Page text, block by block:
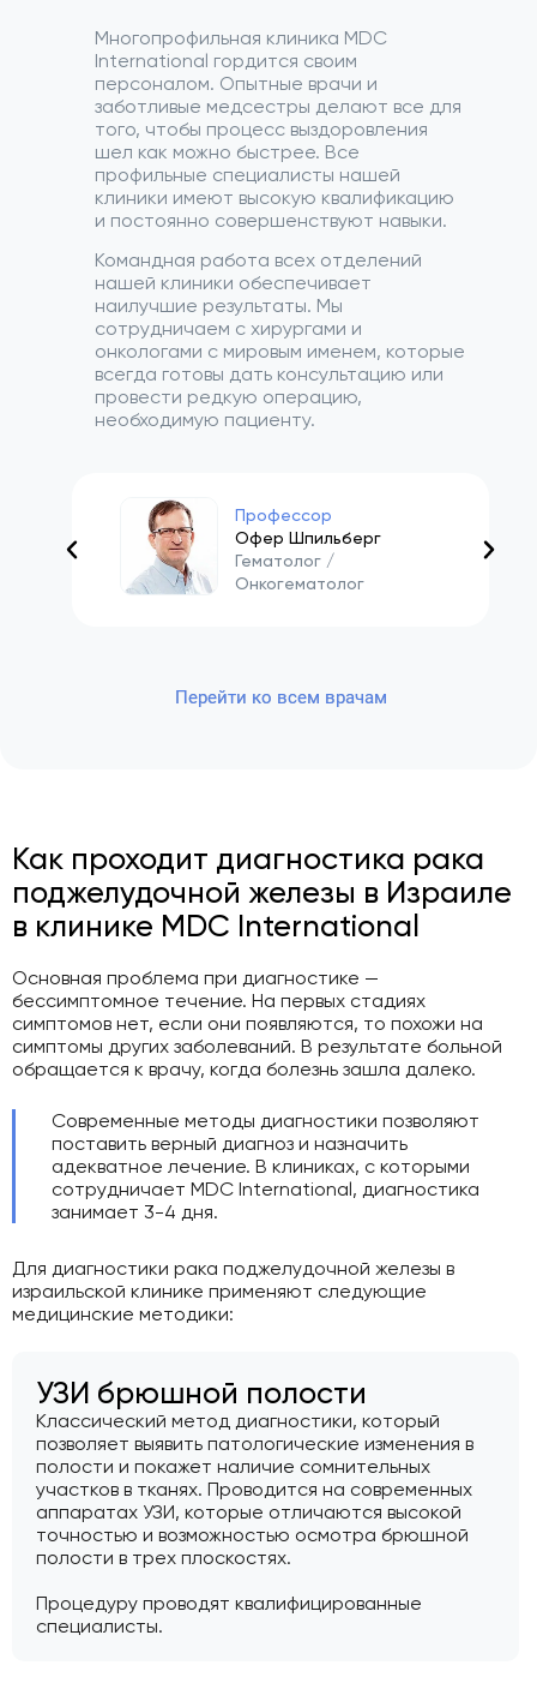
Многопрофильная клиника MDC
International гордится своим
персоналом. Опытные врачи и
заботливые медсестры делают все для
того, чтобы процесс выздоровления
шел как можно быстрее. Все
профильные специалисты нашей
клиники имеют высокую квалификацию
и постоянно совершенствуют навыки.
Командная работа всех отделений
нашей клиники обеспечивает
наилучшие результаты. Мы
сотрудничаем с хирургами и
онкологами с мировым именем, которые
всегда готовы дать консультацию или
провести редкую операцию,
необходимую пациенту.
Профессор
Офер Шпильберг
Гематолог /
Онкогематолог
Перейти ко всем врачам
Как проходит диагностика рака
поджелудочной железы в Израиле
в клинике MDC International
Основная проблема при диагностике —
бессимптомное течение. На первых стадиях
симптомов нет, если они появляются, то похожи на
симптомы других заболеваний. В результате больной
обращается к врачу, когда болезнь зашла далеко.
Современные методы диагностики позволяют
поставить верный диагноз и назначить
адекватное лечение. В клиниках, с которыми
сотрудничает MDC International, диагностика
занимает 3-4 дня.
Для диагностики рака поджелудочной железы в
израильской клинике применяют следующие
медицинские методики:
УЗИ брюшной полости
Классический метод диагностики, который
позволяет выявить патологические изменения в
полости и покажет наличие сомнительных
участков в тканях. Проводится на современных
аппаратах УЗИ, которые отличаются высокой
точностью и возможностью осмотра брюшной
полости в трех плоскостях.
Процедуру проводят квалифицированные
специалисты.